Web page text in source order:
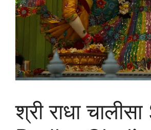
श्री राधा